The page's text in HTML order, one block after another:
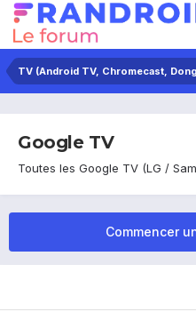
TV (Android TV, Chromecast,
Google TV
Toutes les Google TV (LG /
Commencer